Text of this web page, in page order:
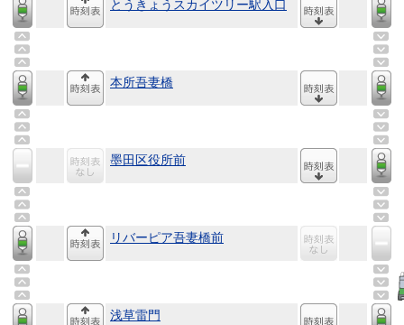
とうきょうスカイツリー駅入口
本所吾妻橋
墨田区役所前
リバーピア吾妻橋前
浅草雷門